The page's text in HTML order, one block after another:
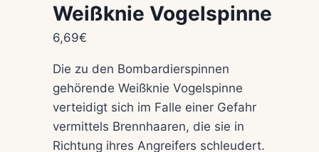
Weißknie Vogelspinne
6,69€
Die zu den Bombardierspinnen
gehörende Weißknie Vogelspinne
verteidigt sich im Falle einer Gefahr
vermittels Brennhaaren, die sie in
Richtung ihres Angreifers schleudert.